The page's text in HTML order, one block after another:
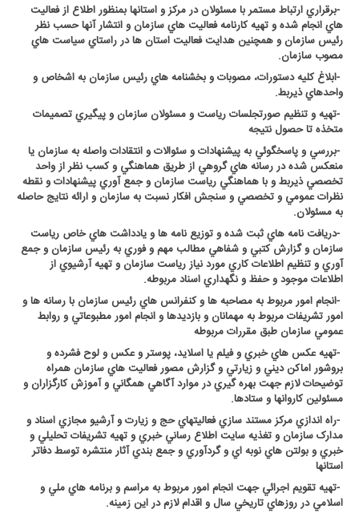
-برقراري ارتباط مستمر با مسئولان در مرکز و استانها بمنظور اطلاع از فعاليت
هاي انجام شده و تهيه کارنامه فعاليت هاي سازمان و انتشار آنها حسب نظر
رئيس سازمان و همچنين هدايت فعاليت استان ها در راستاي سياست هاي
مصوب سازمان.
-ابلاغ کليه دستورات، مصوبات و بخشنامه هاي رئيس سازمان به اشخاص و
واحدهاي ذيربط.
-تهيه و تنظيم صورتجلسات رياست و مسئولان سازمان و پيگيري تصميمات
متخذه تا حصول نتيجه
-بررسي و پاسخگوئي به پيشنهادات و سئوالات و انتقادات واصله به سازمان يا
منعکس شده در رسانه هاي گروهي از طريق هماهنگي و کسب نظر از واحد
تخصصي ذيربط و با هماهنگي رياست سازمان و جمع آوري پيشنهادات و نقطه
نظرات عمومي و تخصصي و سنجش افکار نسبت به سازمان و ارائه نتايج حاصله
به مسئولان.
-دريافت نامه هاي ثبت شده و توزيع نامه ها و يادداشت هاي خاص رياست
سازمان و گزارش کتبي و شفاهي مطالب مهم و فوري به رئيس سازمان و جمع
آوري و تنظيم اطلاعات کاري مورد نياز رياست سازمان و تهيه آرشيوي از
اطلاعات موجود و حفظ و نگهداري اسناد مربوطه.
-انجام امور مربوط به مصاحبه ها و کنفرانس هاي رئيس سازمان با رسانه ها و
امور تشريفات مربوط به مهمانان و بازديدها و انجام امور مطبوعاتي و روابط
عمومي سازمان طبق مقررات مربوطه
-تهيه عکس هاي خبري و فيلم يا اسلايد، پوستر و عکس و لوح فشرده و
بروشور اماکن ديني و زيارتي و گزارش مصور فعاليت هاي سازمان همراه
توضيحات لازم جهت بهره گيري در موارد آگاهي همگاني و آموزش کارگزاران و
مسئولين کاروانها و ستادها.
-راه اندازي مرکز مستند سازي فعاليتهاي حج و زيارت و آرشيو مجازي اسناد و
مدارک سازمان و تغذيه سايت اطلاع رساني خبري و تهيه تشريفات تحليلي و
خبري و بولتن هاي نوبه اي و گردآوري و جمع بندي آثار منتشره توسط دفاتر
استانها
-تهيه تقويم اجرائي جهت انجام امور مربوط به مراسم و برنامه هاي ملي و
اسلامي در روزهاي تاريخي سال و اقدام لازم در اين زمينه.